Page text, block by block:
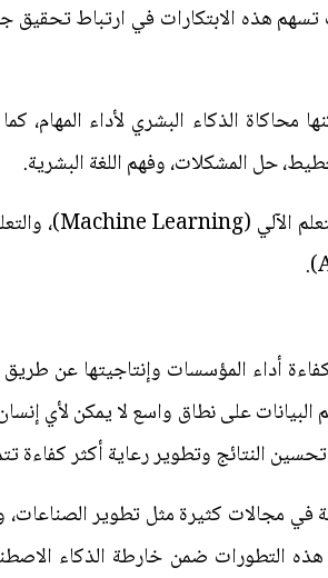
تسهم هذه الابتكارات في ارتباط تحقيق
محاكاة الذكاء البشري لأداء
حل المشكلات، وفهم اللغة البشرية.
أداء المؤسسات وإنتاجيتها عن طريق
على نطاق واسع لا يمكن لأي
النتائج وتطوير رعاية أكثر
في مجالات كثيرة مثل تطوير الصناعات،
هذه التطورات ضمن خارطة الذكاء